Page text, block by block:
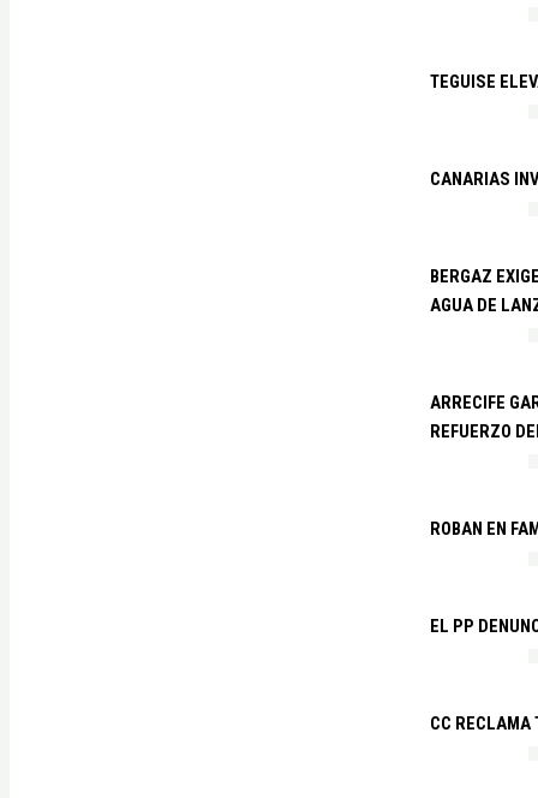
TEGUISE
CANARIAS
BERGAZ
AGUA DE
ARRECIFE
REFUERZO
ROBAN EN
EL PP
CC RECLAMA